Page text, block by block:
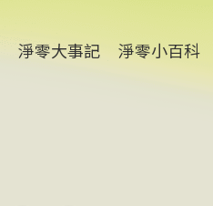
淨零大事記 淨零小百科